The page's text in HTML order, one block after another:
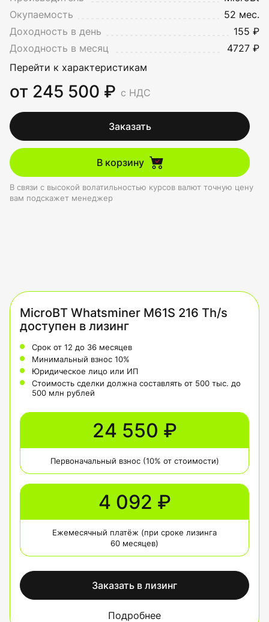
Окупаемость
52 мес.
Доходность в день
155 ₽
Доходность в месяц
4727 ₽
Перейти к характеристикам
от 245 500 ₽ с НДС
Заказать
В корзину
В связи с высокой волатильностью курсов валют точную цену
вам подскажет менеджер
MicroBT Whatsminer M61S 216 Th/s
доступен в лизинг
Срок от 12 до 36 месяцев
Минимальный взнос 10%
Юридическое лицо или ИП
Стоимость сделки должна составлять от 500 тыс. до
500 млн рублей
24 550 ₽
Первоначальный взнос (10% от стоимости)
4 092 ₽
Ежемесячный платёж (при сроке лизинга
60 месяцев)
Заказать в лизинг
Подробнее